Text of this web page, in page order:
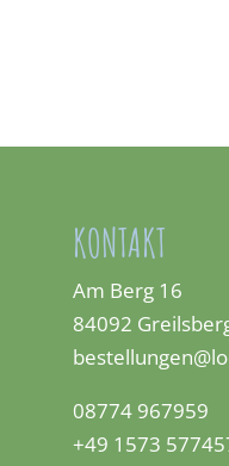
KONTAKT
Am Berg 16
84092
08774 967959
+49 1573